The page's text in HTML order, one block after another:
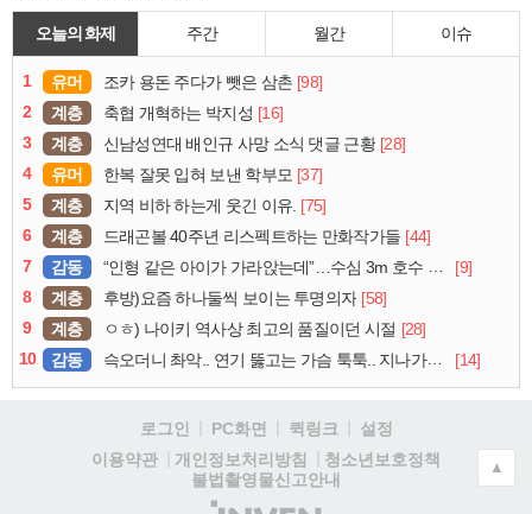
오늘의 화제 주간 월간 이슈
1 유머 조카 용돈 주다가 뺏은 삼촌 [98]
2
계층 축협 개혁하는 박지성 [16]
3
계층 신남성연대 배인규 사망 소식 댓글 근황 [28]
4
유머 한복 잘못 입혀 보낸 학부모 [37]
5
계층 지역 비하 하는게 웃긴 이유. [75]
6
계층 드래곤볼 40주년 리스펙트하는 만화작가들 [44]
7
감동 “인형 같은 아이가 가라앉는데”…수심 3m 호수 뛰어든 60대 의인
[9]
8
계층 후방)요즘 하나둘씩 보이는 투명의자 [58]
9
계층 ㅇㅎ) 나이키 역사상 최고의 품질이던 시절 [28]
10
감동 슥오더니 촤악.. 연기 뚫고는 가슴 툭툭.. 지나가던 아재의 정체 [14]
로그인 PC화면 퀵링크
설정
이용약관
개인정보처리방침
청소년보호정책
불법촬영물신고안내
▲